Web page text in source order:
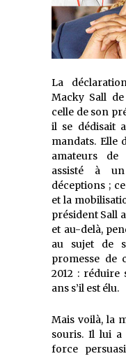
La
Macky Sall
celle de son
il se dédisait
mandats. Elle
amateurs de
assisté à
déceptions ;
et la
président Sall
et au-delà,
au sujet de
promesse de
2012 : réduire
ans s’il est élu.
Mais voilà, la
souris. Il lui a
force